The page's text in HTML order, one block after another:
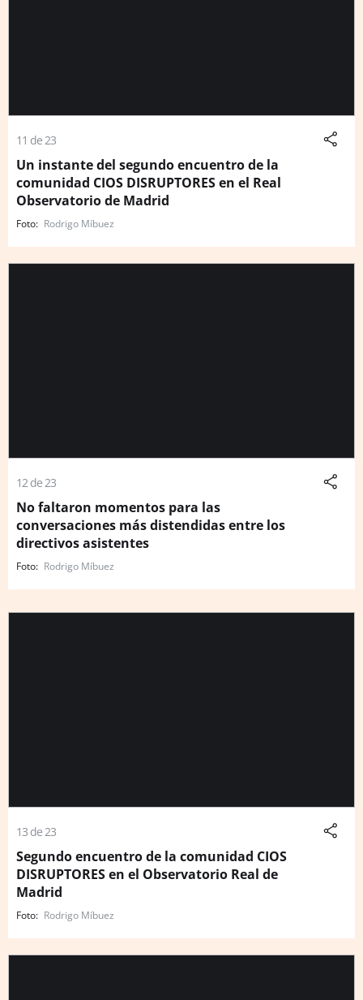
11 de 23
Un instante del segundo encuentro de la
comunidad CIOS DISRUPTORES en el Real
Observatorio de Madrid
Rodrigo Míbuez
12 de 23
No faltaron momentos para las
conversaciones más distendidas entre los
directivos asistentes
Rodrigo Míbuez
13 de 23
Segundo encuentro de la comunidad CIOS
DISRUPTORES en el Observatorio Real de
Madrid
Rodrigo Míbuez